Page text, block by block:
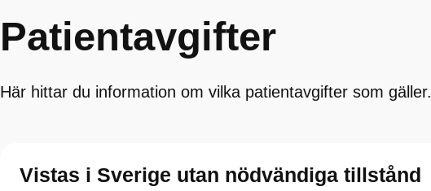
Patientavgifter
Här hittar du information om vilka patientavgifter som gäller.
Vistas i Sverige utan nödvändiga tillstånd